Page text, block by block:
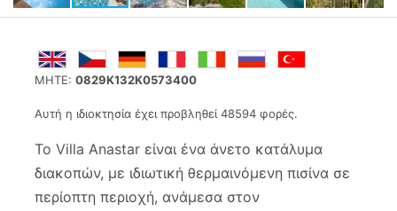
MHTE: 0829K132Κ0573400
Αυτή η ιδιοκτησία έχει προβληθεί 48594 φορές.
Το Villa Anastar είναι ένα άνετο κατάλυμα
διακοπών, με ιδιωτική θερμαινόμενη πισίνα σε
περίοπτη περιοχή, ανάμεσα στον